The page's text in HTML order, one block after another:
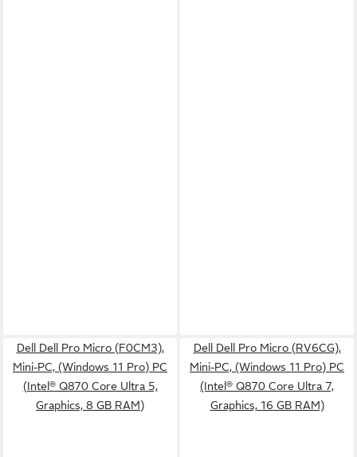
Dell Dell Pro Micro (F0CM3),
Mini-PC, (Windows 11 Pro) PC
(Intel® Q870 Core Ultra 5,
Graphics, 8 GB RAM)
Dell Dell Pro Micro (RV6CG),
Mini-PC, (Windows 11 Pro) PC
(Intel® Q870 Core Ultra 7,
Graphics, 16 GB RAM)